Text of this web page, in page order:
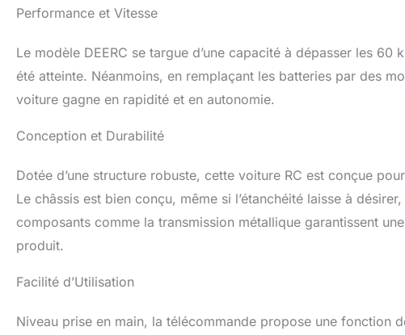
batteries améliorées de
ininterrompue de 40
fraîche que jamais
la protection contre les
éclaboussures d'eau de
peut pas plonger sous
de conduite RC tout-
Performance et Vitesse
Le modèle DEERC se targue d’une capacité à dépasser les
été atteinte. Néanmoins, en remplaçant les batteries par des
voiture gagne en rapidité et en autonomie.
Conception et Durabilité
Dotée d’une structure robuste, cette voiture RC est conçue
Le châssis est bien conçu, même si l’étanchéité laisse à
composants comme la transmission métallique garantissent
produit.
Facilité d’Utilisation
Niveau prise en main, la télécommande propose une fonction